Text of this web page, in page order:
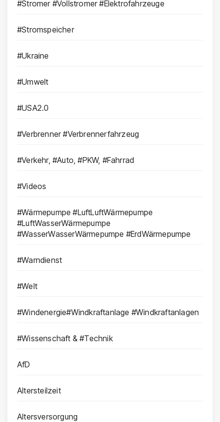
#Stromer #Vollstromer #Elektrofahrzeuge
#Stromspeicher
#Ukraine
#Umwelt
#USA2.0
#Verbrenner #Verbrennerfahrzeug
#Verkehr, #Auto, #PKW, #Fahrrad
#Videos
#Wärmepumpe #LuftLuftWärmepumpe
#LuftWasserWärmepumpe
#WasserWasserWärmepumpe #ErdWärmepumpe
#Warndienst
#Welt
#Windenergie#Windkraftanlage #Windkraftanlagen
#Wissenschaft & #Technik
AfD
Altersteilzeit
Altersversorgung